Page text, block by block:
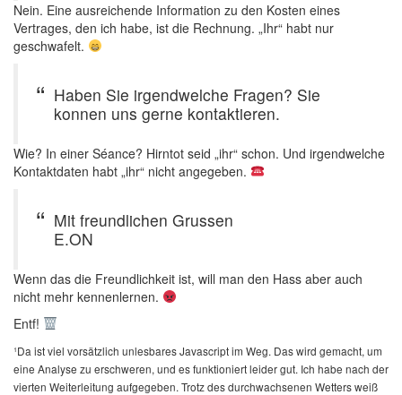
Nein. Eine ausreichende Information zu den Kosten eines
Vertrages, den ich habe, ist die Rechnung. „Ihr“ habt nur
geschwafelt.
Haben Sie irgendwelche Fragen? Sie
konnen uns gerne kontaktieren.
Wie? In einer Séance? Hirntot seid „ihr“ schon. Und irgendwelche
Kontaktdaten habt „ihr“ nicht angegeben.
Mit freundlichen Grussen
E.ON
Wenn das die Freundlichkeit ist, will man den Hass aber auch
nicht mehr kennenlernen.
Entf!
¹Da ist viel vorsätzlich unlesbares Javascript im Weg. Das wird gemacht, um
eine Analyse zu erschweren, und es funktioniert leider gut. Ich habe nach der
vierten Weiterleitung aufgegeben. Trotz des durchwachsenen Wetters weiß